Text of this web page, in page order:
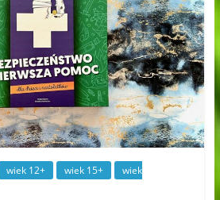
wiek 12+ wiek 15+
wiek